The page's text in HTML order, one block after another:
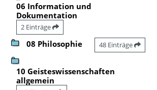
06 Information und
Dokumentation
2 Einträge
08 Philosophie 48 Einträge
10 Geisteswissenschaften
allgemein